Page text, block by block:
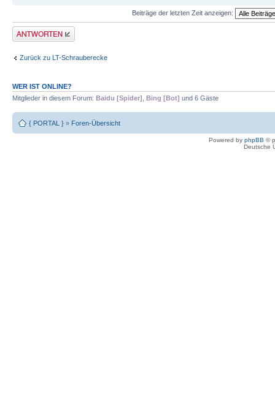
Beiträge der letzten Zeit anzeigen:
Antwort erstellen
Zurück zu LT-Schrauberecke
WER IST ONLINE?
Mitglieder in diesem Forum: Baidu [Spider] Bing [Bot] und 6 Gäste
{ PORTAL } » Foren-Übersicht
Powered byphpBB ©
Deutsche